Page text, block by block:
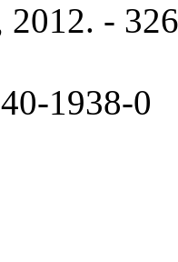
-
1938-0